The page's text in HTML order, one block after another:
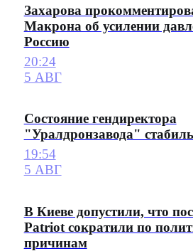
Захарова
Макрона об усилении
Россию
20:24
5 АВГ
Состояние гендиректора
"Уралдронзавода"
19:54
5 АВГ
В Киеве допустили, что
Patriot сократили по
причинам